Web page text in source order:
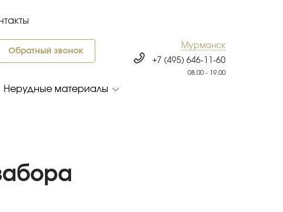
Обратный звонок
Мурманск
+7 (495) 646-11-60
08.00 - 19.00
Нерудные материалы